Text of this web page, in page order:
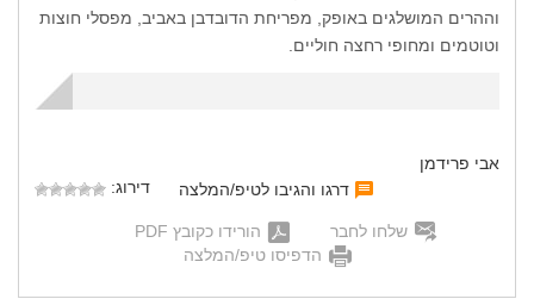
וההרים המושלגים באופק, מפריחת הדובדבן באביב, מפסלי חוצות
וטוטמים ומחופי רחצה חוליים.
אבי פרידמן
דרגו והגיבו לטיפ/המלצה
דירוג:
שלחו לחבר
הורידו כקובץ PDF
הדפיסו טיפ/המלצה